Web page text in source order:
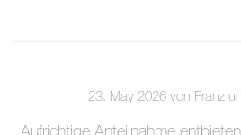
23. May 2026 von Franz